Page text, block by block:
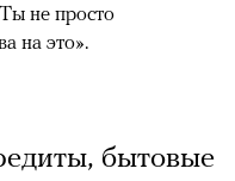
не просто
на это».
бытовые